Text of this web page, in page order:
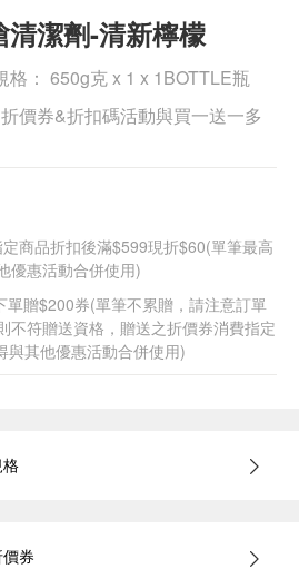
潔劑-清新檸檬
： 650g克 x 1 x 1BOTTLE瓶
價券&折扣碼活動與買一送一多
商品折扣後滿$599現折$60(單筆最高
優惠活動合併使用)
單贈$200券(單筆不累贈，請注意訂單
不符贈送資格，贈送之折價券消費指定
與其他優惠活動合併使用)
券